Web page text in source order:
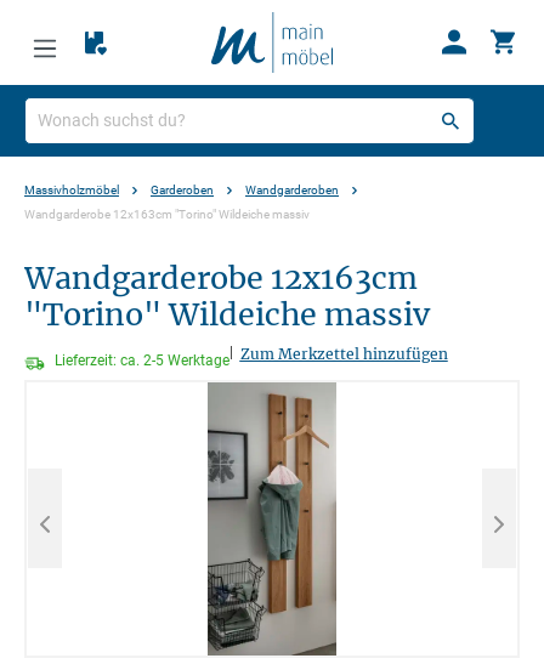
Massivholzmöbel Garderoben
Wandgarderoben
Wandgarderobe 12x163cm "Torino" Wildeiche massiv
Wandgarderobe 12x163cm
"Torino" Wildeiche massiv
Lieferzeit: ca. 2-5 Werktage Zum Merkzettel hinzufügen